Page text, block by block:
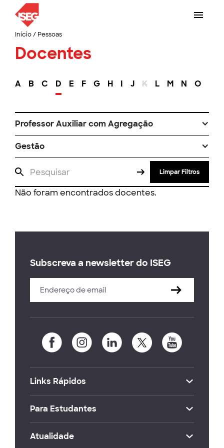
Início/ Pessoas
Docentes
A B C D E F G H I J K L M N O
Professor Auxiliar com Agregação
Gestão
Limpar Filtros
Não foram encontrados docentes.
Subscreva a newsletter do ISEG
Links Rápidos
Para Estudantes
Atualidade